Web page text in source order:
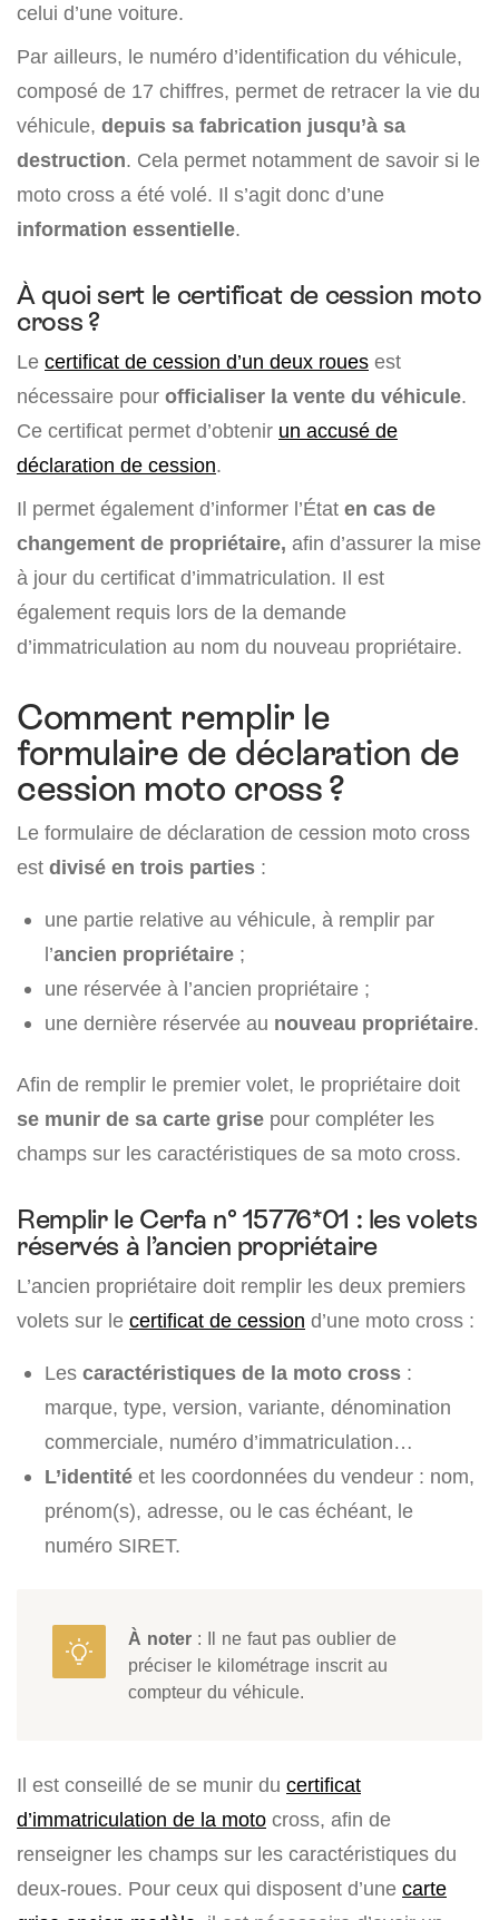
celui d’une voiture.
Par ailleurs, le numéro d’identification du véhicule,
composé de 17 chiffres, permet de retracer la vie du
véhicule, depuis sa fabrication jusqu’à sa
destruction. Cela permet notamment de savoir si le
moto cross a été volé. Il s’agit donc d’une
information essentielle.
À quoi sert le certificat de cession moto
cross ?
Le certificat de cession d’un deux roues est
nécessaire pour officialiser la vente du véhicule.
Ce certificat permet d’obtenir un accusé de
déclaration de cession.
Il permet également d’informer l’État en cas de
changement de propriétaire, afin d’assurer la mise
à jour du certificat d’immatriculation. Il est
également requis lors de la demande
d’immatriculation au nom du nouveau propriétaire.
Comment remplir le
formulaire de déclaration de
cession moto cross ?
Le formulaire de déclaration de cession moto cross
est divisé en trois parties :
une partie relative au véhicule, à remplir par
l’ancien propriétaire ;
une réservée à l’ancien propriétaire ;
une dernière réservée au nouveau propriétaire.
Afin de remplir le premier volet, le propriétaire doit
se munir de sa carte grise pour compléter les
champs sur les caractéristiques de sa moto cross.
Remplir le Cerfa n° 15776*01 : les volets
réservés à l’ancien propriétaire
L’ancien propriétaire doit remplir les deux premiers
volets sur le certificat de cession d’une moto cross :
Les caractéristiques de la moto cross :
marque, type, version, variante, dénomination
commerciale, numéro d’immatriculation…
L’identité et les coordonnées du vendeur : nom,
prénom(s), adresse, ou le cas échéant, le
numéro SIRET.
À noter : Il ne faut pas oublier de
préciser le kilométrage inscrit au
compteur du véhicule.
Il est conseillé de se munir du certificat
d’immatriculation de la moto cross, afin de
renseigner les champs sur les caractéristiques du
deux-roues. Pour ceux qui disposent d’une carte